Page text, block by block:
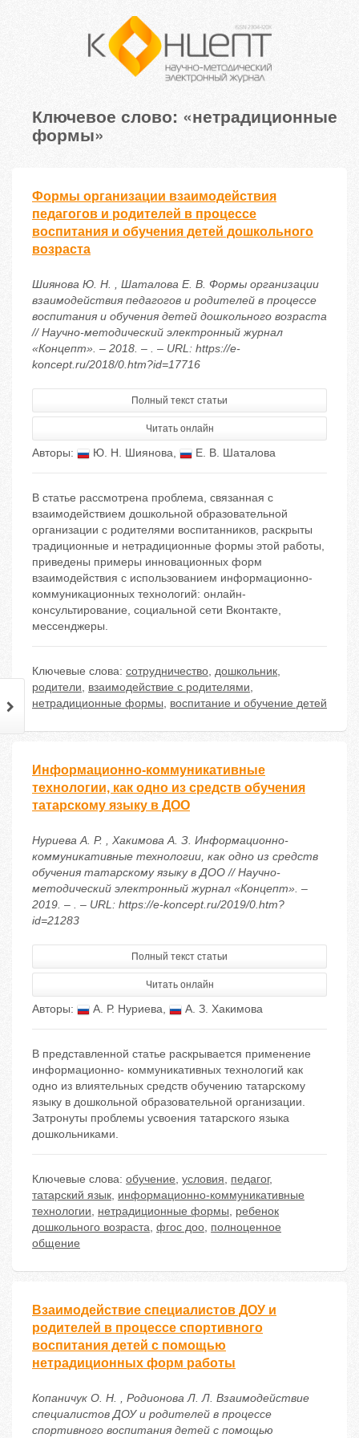
Ключевое слово: «нетрадиционные
формы»
Формы организации взаимодействия
педагогов и родителей в процессе
воспитания и обучения детей дошкольного
возраста
Шиянова Ю. Н. , Шаталова Е. В. Формы организации
взаимодействия педагогов и родителей в процессе
воспитания и обучения детей дошкольного возраста
// Научно-методический электронный журнал
«Концепт». – 2018. – . – URL: https://e-
koncept.ru/2018/0.htm?id=17716
Полный текст статьи
Читать онлайн
Авторы: Ю. Н. Шиянова, Е. В. Шаталова
В статье рассмотрена проблема, связанная с
взаимодействием дошкольной образовательной
организации с родителями воспитанников, раскрыты
традиционные и нетрадиционные формы этой работы,
приведены примеры инновационных форм
взаимодействия с использованием информационно-
коммуникационных технологий: онлайн-
консультирование, социальной сети Вконтакте,
мессенджеры.
Ключевые слова: сотрудничество, дошкольник,
родители, взаимодействие с родителями,
нетрадиционные формы, воспитание и обучение детей
Информационно-коммуникативные
технологии, как одно из средств обучения
татарскому языку в ДОО
Нуриева А. Р. , Хакимова А. З. Информационно-
коммуникативные технологии, как одно из средств
обучения татарскому языку в ДОО // Научно-
методический электронный журнал «Концепт». –
2019. – . – URL: https://e-koncept.ru/2019/0.htm?
id=21283
Полный текст статьи
Читать онлайн
Авторы: А. Р. Нуриева, А. З. Хакимова
В представленной статье раскрывается применение
информационно- коммуникативных технологий как
одно из влиятельных средств обучению татарскому
языку в дошкольной образовательной организации.
Затронуты проблемы усвоения татарского языка
дошкольниками.
Ключевые слова: обучение, условия, педагог,
татарский язык, информационно-коммуникативные
технологии, нетрадиционные формы, ребенок
дошкольного возраста, фгос доо, полноценное
общение
Взаимодействие специалистов ДОУ и
родителей в процессе спортивного
воспитания детей с помощью
нетрадиционных форм работы
Копаничук О. Н. , Родионова Л. Л. Взаимодействие
специалистов ДОУ и родителей в процессе
спортивного воспитания детей с помощью